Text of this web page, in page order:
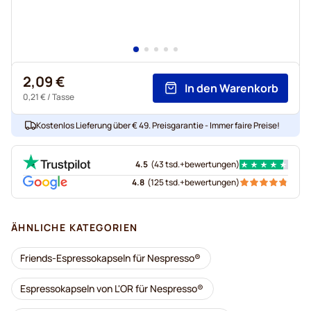
2,09 €
0,21 €/ Tasse
In den Warenkorb
Kostenlos Lieferung über € 49. Preisgarantie - Immer faire Preise!
4.5 (43 tsd.+bewertungen)
4.8 (125 tsd.+bewertungen)
ÄHNLICHE KATEGORIEN
Friends-Espressokapseln für Nespresso®
Espressokapseln von L'OR für Nespresso®